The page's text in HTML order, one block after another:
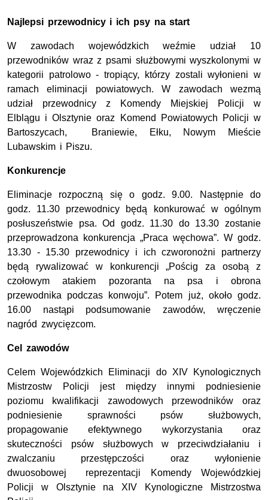
Najlepsi przewodnicy i ich psy na start
W zawodach wojewódzkich weźmie udział 10
przewodników wraz z psami służbowymi wyszkolonymi w
kategorii patrolowo - tropiący, którzy zostali wyłonieni w
ramach eliminacji powiatowych. W zawodach wezmą
udział przewodnicy z Komendy Miejskiej Policji w
Elblągu i Olsztynie oraz Komend Powiatowych Policji w
Bartoszycach, Braniewie, Ełku, Nowym Mieście
Lubawskim i Piszu.
Konkurencje
Eliminacje rozpoczną się o godz. 9.00. Następnie do
godz. 11.30 przewodnicy będą konkurować w ogólnym
posłuszeństwie psa. Od godz. 11.30 do 13.30 zostanie
przeprowadzona konkurencja „Praca węchowa”. W godz.
13.30 - 15.30 przewodnicy i ich czworonożni partnerzy
będą rywalizować w konkurencji „Pościg za osobą z
czołowym atakiem pozoranta na psa i obrona
przewodnika podczas konwoju”. Potem już, około godz.
16.00 nastąpi podsumowanie zawodów, wręczenie
nagród zwycięzcom.
Cel zawodów
Celem Wojewódzkich Eliminacji do XIV Kynologicznych
Mistrzostw Policji jest między innymi podniesienie
poziomu kwalifikacji zawodowych przewodników oraz
podniesienie sprawności psów służbowych,
propagowanie efektywnego wykorzystania oraz
skuteczności psów służbowych w przeciwdziałaniu i
zwalczaniu przestępczości oraz wyłonienie
dwuosobowej reprezentacji Komendy Wojewódzkiej
Policji w Olsztynie na XIV Kynologiczne Mistrzostwa